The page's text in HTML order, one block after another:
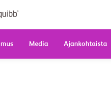
Media Ajankohtaista